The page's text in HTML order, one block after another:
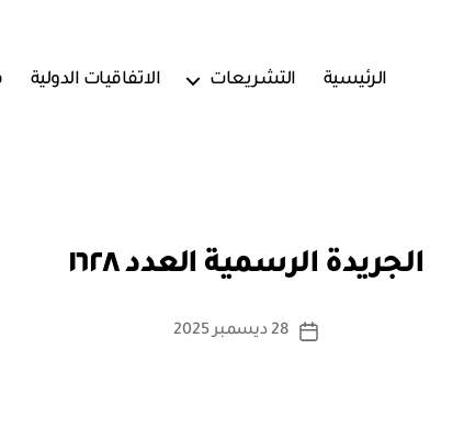
الرئيسية التشريعات الاتفاقيات الدولية
الجريدة الرسمية العدد ١٦٢٨
كاتب
س
ة
تاريخ
28 ديسمبر 2025